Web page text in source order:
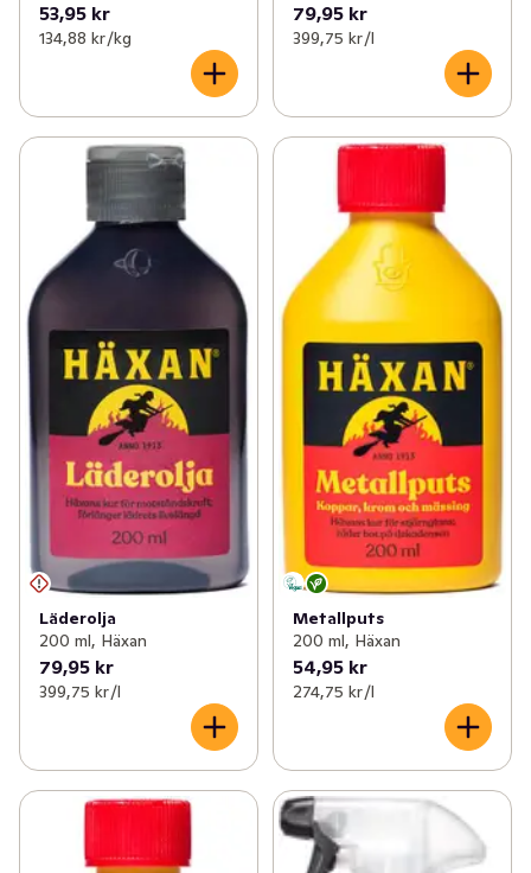
53,95 kr
134,88 kr /kg
79,95 kr
399,75 kr /l
Läderolja
200 ml, Häxan
79,95 kr
399,75 kr /l
Metallputs
200 ml, Häxan
54,95 kr
274,75 kr /l